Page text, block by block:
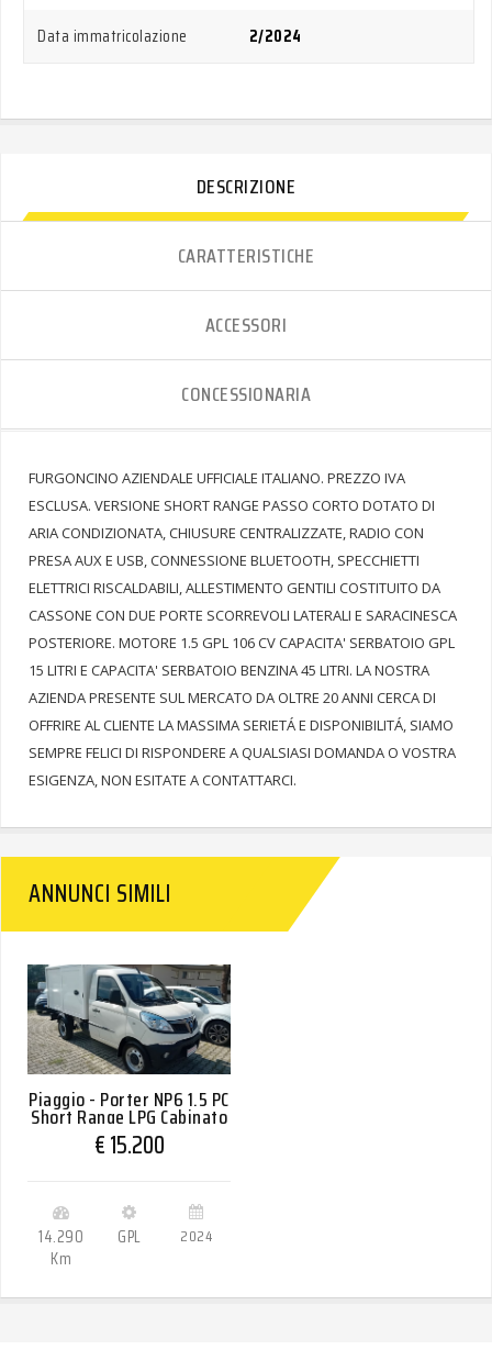
Data immatricolazione 2/2024
DESCRIZIONE
CARATTERISTICHE
ACCESSORI
CONCESSIONARIA
FURGONCINO AZIENDALE UFFICIALE ITALIANO. PREZZO IVA
ESCLUSA. VERSIONE SHORT RANGE PASSO CORTO DOTATO DI
ARIA CONDIZIONATA, CHIUSURE CENTRALIZZATE, RADIO CON
PRESA AUX E USB, CONNESSIONE BLUETOOTH, SPECCHIETTI
ELETTRICI RISCALDABILI, ALLESTIMENTO GENTILI COSTITUITO DA
CASSONE CON DUE PORTE SCORREVOLI LATERALI E SARACINESCA
POSTERIORE. MOTORE 1.5 GPL 106 CV CAPACITA' SERBATOIO GPL
15 LITRI E CAPACITA' SERBATOIO BENZINA 45 LITRI. LA NOSTRA
AZIENDA PRESENTE SUL MERCATO DA OLTRE 20 ANNI CERCA DI
OFFRIRE AL CLIENTE LA MASSIMA SERIETÁ E DISPONIBILITÁ, SIAMO
SEMPRE FELICI DI RISPONDERE A QUALSIASI DOMANDA O VOSTRA
ESIGENZA, NON ESITATE A CONTATTARCI.
ANNUNCI SIMILI
Piaggio - Porter NP6 1.5 PC
Short Range LPG Cabinato
Pro
€ 15.200
14.290
Km
GPL 2024